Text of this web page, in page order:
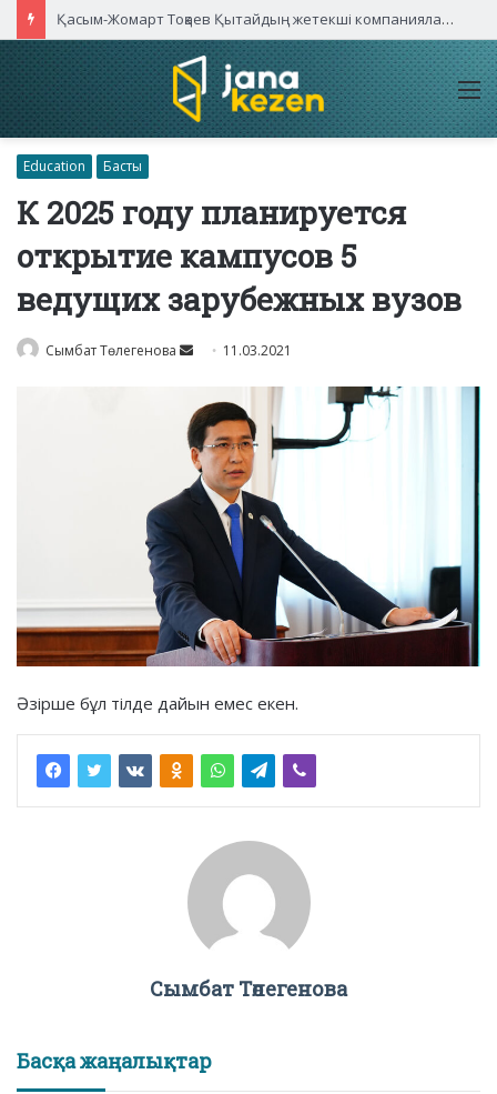
Қасым-Жомарт Тоқаев Қытайдың жетекші компаниялары басшыларымен кездесті
Education Басты
К 2025 году планируется
открытие кампусов 5
ведущих зарубежных вузов
Сымбат Төлегенова
Send
email
11.03.2021
Әзірше бұл тілде дайын емес екен.
Сымбат Төлегенова
Басқа жаңалықтар